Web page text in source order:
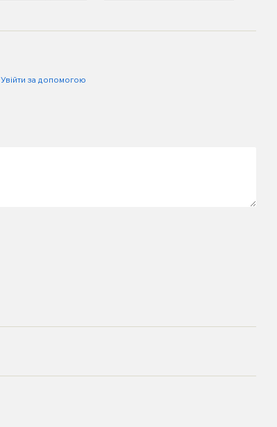
Увійти за допомогою